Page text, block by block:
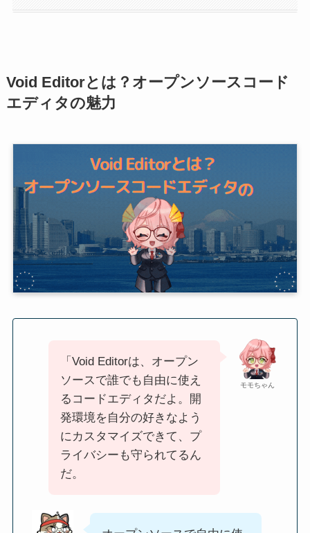
Void Editorとは？オープンソースコード
エディタの魅力
モモちゃん
「Void Editorは、オープン
ソースで誰でも自由に使え
るコードエディタだよ。開
発環境を自分の好きなよう
にカスタマイズできて、プ
ライバシーも守られてるん
だ。